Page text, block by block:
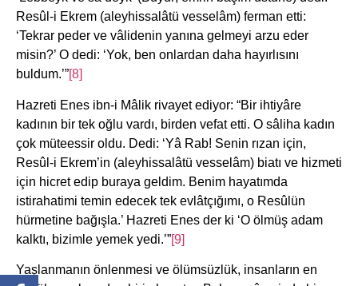
Resûl-i Ekrem (aleyhissalâtü vesselâm) ferman etti:
‘Tekrar peder ve vâlidenin yanına gelmeyi arzu eder
misin?’ O dedi: ‘Yok, ben onlardan daha hayırlısını
buldum.’”[8]
Hazreti Enes ibn-i Mâlik rivayet ediyor: “Bir ihtiyâre
kadının bir tek oğlu vardı, birden vefat etti. O sâliha kadın
çok müteessir oldu. Dedi: ‘Yâ Rab! Senin rızan için,
Resûl-i Ekrem’in (aleyhissalâtü vesselâm) biatı ve hizmeti
için hicret edip buraya geldim. Benim hayatımda
istirahatimi temin edecek tek evlâtçığımı, o Resûlün
hürmetine bağışla.’ Hazreti Enes der ki ‘O ölmüş adam
kalktı, bizimle yemek yedi.’”[9]
Yaşlanmanın önlenmesi ve ölümsüzlük, insanların en